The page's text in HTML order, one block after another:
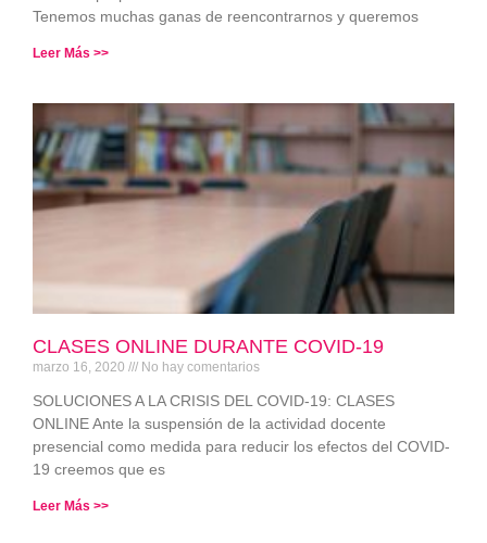
Tenemos muchas ganas de reencontrarnos y queremos
Leer Más >>
CLASES ONLINE DURANTE COVID-19
marzo 16, 2020 No hay comentarios
SOLUCIONES A LA CRISIS DEL COVID-19: CLASES
ONLINE Ante la suspensión de la actividad docente
presencial como medida para reducir los efectos del COVID-
19 creemos que es
Leer Más >>